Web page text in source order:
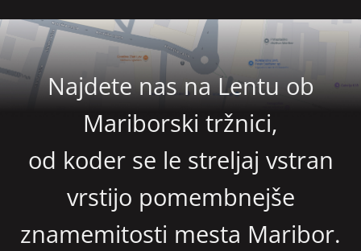
Najdete nas na Lentu ob
Mariborski tržnici,
od koder se le streljaj vstran
vrstijo pomembnejše
znamemitosti mesta Maribor.